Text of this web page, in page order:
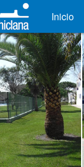
Inicio